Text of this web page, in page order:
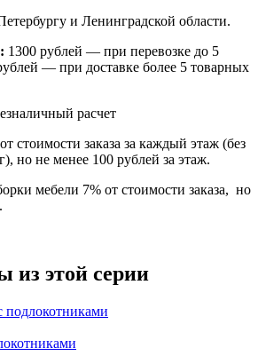
и Ленинградской области.
1300 рублей — при перевозке до 5
— при доставке более 5 товарных
расчет
стоимости заказа за каждый этаж (без
но не менее 100 рублей за этаж.
мебели 7% от стоимости заказа, но
из этой серии